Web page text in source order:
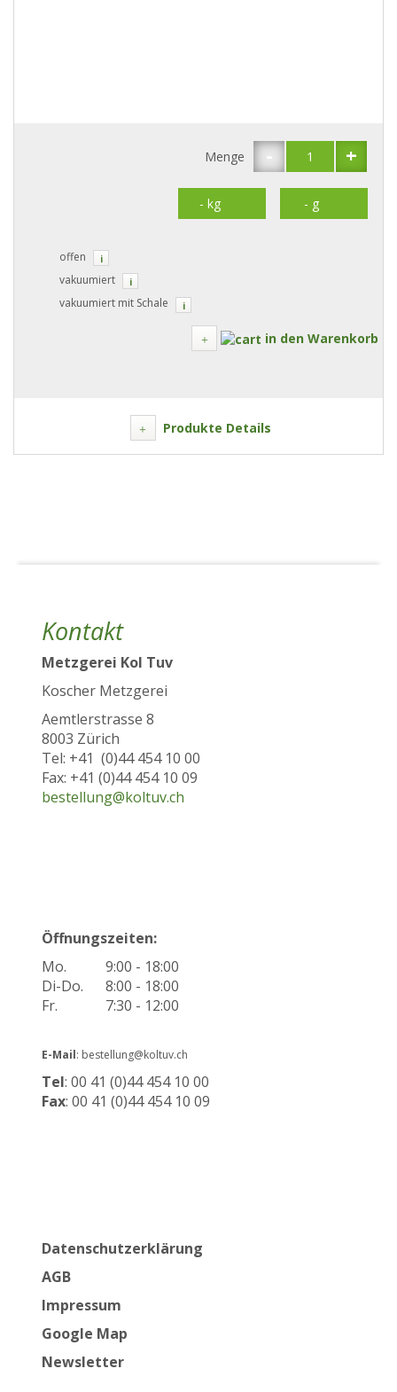
Produkte Details
- +
Menge
offen i
vakuumiert i
vakuumiert mit Schale i
in den Warenkorb
Kontakt
Metzgerei Kol Tuv
Koscher Metzgerei
Aemtlerstrasse 8
8003 Zürich
Tel: +41 (0)44 454 10 00
Fax: +41 (0)44 454 10 09
bestellung@koltuv.ch
Öffnungszeiten:
Mo.
9:00 - 18:00
Di-Do.
8:00 - 18:00
Fr.
7:30 - 12:00
E-Mail: bestellung@koltuv.ch
Tel: 00 41 (0)44 454 10 00
Fax: 00 41 (0)44 454 10 09
Datenschutzerklärung
AGB
Impressum
Google Map
Newsletter